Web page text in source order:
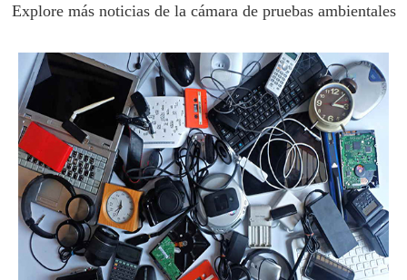
Explore más noticias de la cámara de pruebas ambientales